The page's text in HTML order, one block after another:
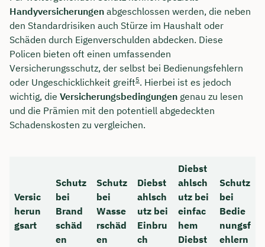
Handyversicherungen abgeschlossen werden, die neben
den Standardrisiken auch Stürze im Haushalt oder
Schäden durch Eigenverschulden abdecken. Diese
Policen bieten oft einen umfassenden
Versicherungsschutz, der selbst bei Bedienungsfehlern
oder Ungeschicklichkeit greift5. Hierbei ist es jedoch
wichtig, die Versicherungsbedingungen genau zu lesen
und die Prämien mit den potentiell abgedeckten
Schadenskosten zu vergleichen.
Versic
herun
gsart
Schutz
bei
Brand
schäd
en
Schutz
bei
Wasse
rschäd
en
Diebst
ahlsch
utz bei
Einbru
ch
Diebst
ahlsch
utz bei
einfac
hem
Diebst
Schutz
bei
Bedie
nungsf
ehlern
Dauer: ca. 30 Minuten
Kostenfrei & unverbindlich
🗓️ Wählen Sie jetzt Ihren Wunschtermin:
Meeting buchen